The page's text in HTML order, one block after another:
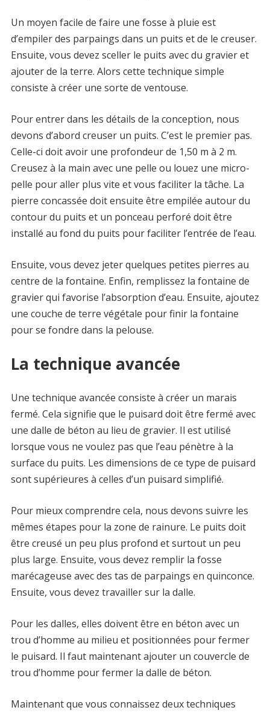
Un moyen facile de faire une fosse à pluie est
d’empiler des parpaings dans un puits et de le creuser.
Ensuite, vous devez sceller le puits avec du gravier et
ajouter de la terre. Alors cette technique simple
consiste à créer une sorte de ventouse.
Pour entrer dans les détails de la conception, nous
devons d’abord creuser un puits. C’est le premier pas.
Celle-ci doit avoir une profondeur de 1,50 m à 2 m.
Creusez à la main avec une pelle ou louez une micro-
pelle pour aller plus vite et vous faciliter la tâche. La
pierre concassée doit ensuite être empilée autour du
contour du puits et un ponceau perforé doit être
installé au fond du puits pour faciliter l’entrée de l’eau.
Ensuite, vous devez jeter quelques petites pierres au
centre de la fontaine. Enfin, remplissez la fontaine de
gravier qui favorise l’absorption d’eau. Ensuite, ajoutez
une couche de terre végétale pour finir la fontaine
pour se fondre dans la pelouse.
La technique avancée
Une technique avancée consiste à créer un marais
fermé. Cela signifie que le puisard doit être fermé avec
une dalle de béton au lieu de gravier. Il est utilisé
lorsque vous ne voulez pas que l’eau pénètre à la
surface du puits. Les dimensions de ce type de puisard
sont supérieures à celles d’un puisard simplifié.
Pour mieux comprendre cela, nous devons suivre les
mêmes étapes pour la zone de rainure. Le puits doit
être creusé un peu plus profond et surtout un peu
plus large. Ensuite, vous devez remplir la fosse
marécageuse avec des tas de parpaings en quinconce.
Ensuite, vous devez travailler sur la dalle.
Pour les dalles, elles doivent être en béton avec un
trou d’homme au milieu et positionnées pour fermer
le puisard. Il faut maintenant ajouter un couvercle de
trou d’homme pour fermer la dalle de béton.
Maintenant que vous connaissez deux techniques